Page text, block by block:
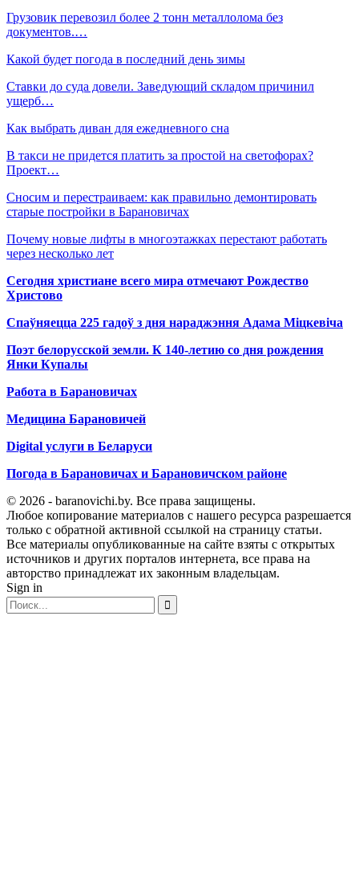
Грузовик перевозил более 2 тонн металлолома без
документов.…
Какой будет погода в последний день зимы
Ставки до суда довели. Заведующий складом причинил
ущерб…
Как выбрать диван для ежедневного сна
В такси не придется платить за простой на светофорах?
Проект…
Сносим и перестраиваем: как правильно демонтировать
старые постройки в Барановичах
Почему новые лифты в многоэтажках перестают работать
через несколько лет
Сегодня христиане всего мира отмечают Рождество
Христово
Спаўняецца 225 гадоў з дня нараджэння Адама Міцкевіча
Поэт белорусской земли. К 140-летию со дня рождения
Янки Купалы
Работа в Барановичах
Медицина Барановичей
Digital услуги в Беларуси
Погода в Барановичах и Барановичском районе
© 2026 - baranovichi.by. Все права защищены.
Любое копирование материалов с нашего ресурса разрешается
только с обратной активной ссылкой на страницу статьи.
Все материалы опубликованные на сайте взяты с открытых
источников и других порталов интернета, все права на
авторство принадлежат их законным владельцам.
Sign in